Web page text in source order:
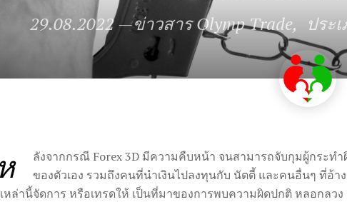
29.08.2022—ข่าวสาร Olymp Trade ประ
ห
ลังจากกรณี Forex 3D มีความคืบหน้า จนสามารถจับกุมผู้กระท
ของตัวเอง รวมถึงคนที่นำเงินไปลงทุนกับ นัตตี้ และคนอื่นๆ ที่อ้
หล่านี้จัดการ หรือเทรดให้ เป็นที่มาของการพบความผิดปกติ หลอกล